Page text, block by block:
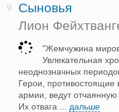
9.
Сыновья
Лион
"Жемчужина
Увлекательная
неоднозначных
Герои,
армии, ведут отчаянную
Их отвага
дальше